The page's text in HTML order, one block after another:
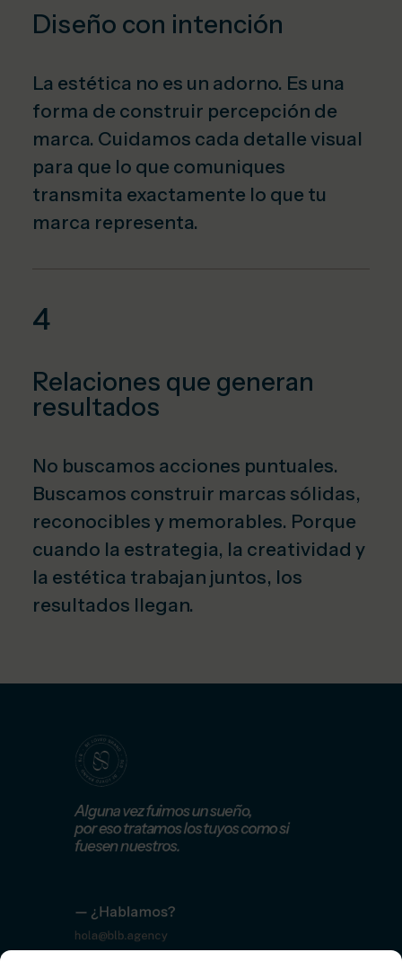
Diseño con intención
La estética no es un adorno. Es una
forma de construir percepción de
marca. Cuidamos cada detalle visual
para que lo que comuniques
transmita exactamente lo que tu
marca representa.
4
Relaciones que generan
resultados
No buscamos acciones puntuales.
Buscamos construir marcas sólidas,
reconocibles y memorables. Porque
cuando la estrategia, la creatividad y
la estética trabajan juntos, los
resultados llegan.
Alguna vez fuimos un sueño,
por eso tratamos los tuyos como si
fuesen nuestros.
— ¿Hablamos?
hola@blb.agency